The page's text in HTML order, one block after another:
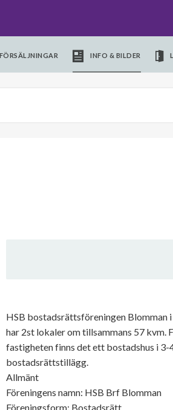
FÖRSÄLJNINGAR INFO & BILDER
HSB bostadsrättsföreningen Blomman
har 2st lokaler om tillsammans 57 kvm.
fastigheten finns det ett bostadshus i
bostadsrättstillägg.
Allmänt
Föreningens namn: HSB Brf Blomman
Föreningsform: Bostadsrätt